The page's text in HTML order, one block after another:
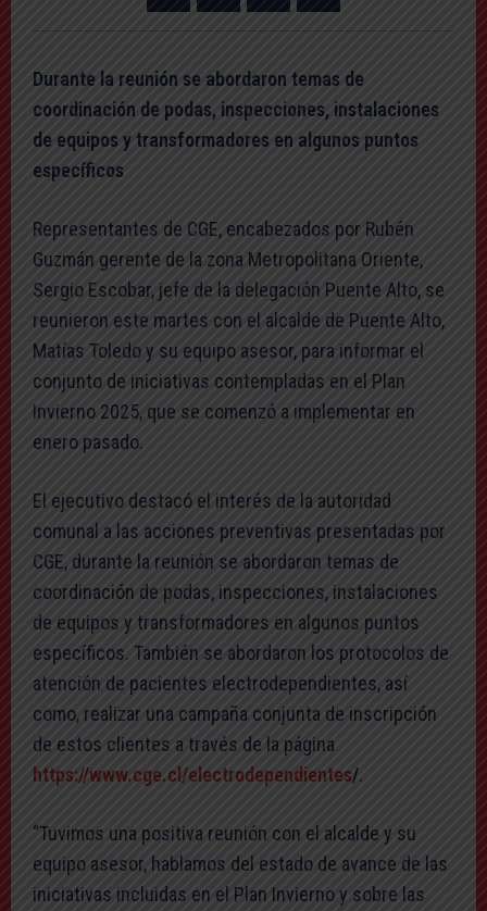
Durante la reunión se abordaron temas de
coordinación de podas, inspecciones, instalaciones
de equipos y transformadores en algunos puntos
específicos
Representantes de CGE, encabezados por Rubén
Guzmán gerente de la zona Metropolitana Oriente,
Sergio Escobar, jefe de la delegación Puente Alto, se
reunieron este martes con el alcalde de Puente Alto,
Matías Toledo y su equipo asesor, para informar el
conjunto de iniciativas contempladas en el Plan
Invierno 2025, que se comenzó a implementar en
enero pasado.
El ejecutivo destacó el interés de la autoridad
comunal a las acciones preventivas presentadas por
CGE, durante la reunión se abordaron temas de
coordinación de podas, inspecciones, instalaciones
de equipos y transformadores en algunos puntos
específicos. También se abordaron los protocolos de
atención de pacientes electrodependientes, así
como, realizar una campaña conjunta de inscripción
de estos clientes a través de la página
https://www.cge.cl/electrodependientes/.
“Tuvimos una positiva reunión con el alcalde y su
equipo asesor, hablamos del estado de avance de las
iniciativas incluidas en el Plan Invierno y sobre las